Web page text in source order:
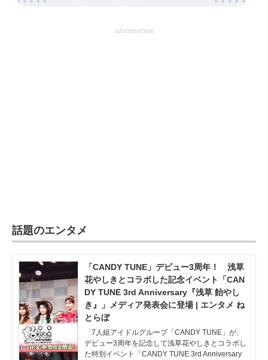
ちょっと気になるネットの話題
advertisement
話題のエンタメ
「CANDY TUNE」デビュー3周年！ 浅草
花やしきとコラボした記念イベント「CAN
DY TUNE 3rd Anniversary『浅草 飴やし
き』」メディア発表会に登場 | エンタメ ね
とらぼ
7人組アイドルグループ「CANDY TUNE」が、
デビュー3周年を記念して浅草花やしきとコラボし
た特別イベント「CANDY TUNE 3rd Anniversary